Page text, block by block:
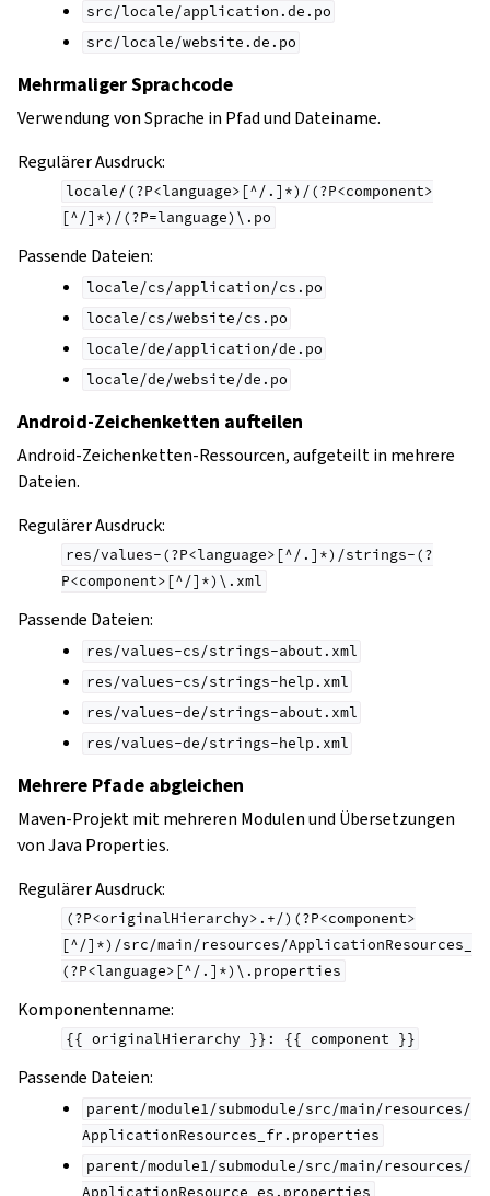
src/locale/application.de.po
src/locale/website.de.po
Mehrmaliger Sprachcode
Verwendung von Sprache in Pfad und Dateiname.
Regulärer Ausdruck:
locale/(?P<language>[^/.]*)/(?P<component>
[^/]*)/(?P=language)\.po
Passende Dateien:
locale/cs/application/cs.po
locale/cs/website/cs.po
locale/de/application/de.po
locale/de/website/de.po
Android-Zeichenketten aufteilen
Android-Zeichenketten-Ressourcen, aufgeteilt in mehrere
Dateien.
Regulärer Ausdruck:
res/values-(?P<language>[^/.]*)/strings-(?
P<component>[^/]*)\.xml
Passende Dateien:
res/values-cs/strings-about.xml
res/values-cs/strings-help.xml
res/values-de/strings-about.xml
res/values-de/strings-help.xml
Mehrere Pfade abgleichen
Maven-Projekt mit mehreren Modulen und Übersetzungen
von Java Properties.
Regulärer Ausdruck:
(?P<originalHierarchy>.+/)(?P<component>
[^/]*)/src/main/resources/ApplicationResources_
(?P<language>[^/.]*)\.properties
Komponentenname:
{{ originalHierarchy }}: {{ component }}
Passende Dateien:
parent/module1/submodule/src/main/resources/
ApplicationResources_fr.properties
parent/module1/submodule/src/main/resources/